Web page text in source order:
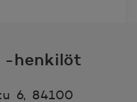
henkilöt
6, 84100